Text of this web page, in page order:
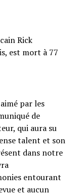
Rick
est mort à 77
par les
de
qui aura su
talent et son
dans notre
entourant
et aucun